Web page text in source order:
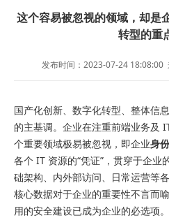
这个容易被忽视的领域，却是
转型的
发布时间：2023-07-24 18:08:00
国产化创新、数字化转型、整体信
的主基调。企业在注重前端业务及
个重要领域极易被忽视，即企业身
各个 IT 资源的“凭证”，贯穿于企业
础架构、内外部访问、日常运营等
核心数据对于企业的重要性不言而
用的安全建设已成为企业的必选项